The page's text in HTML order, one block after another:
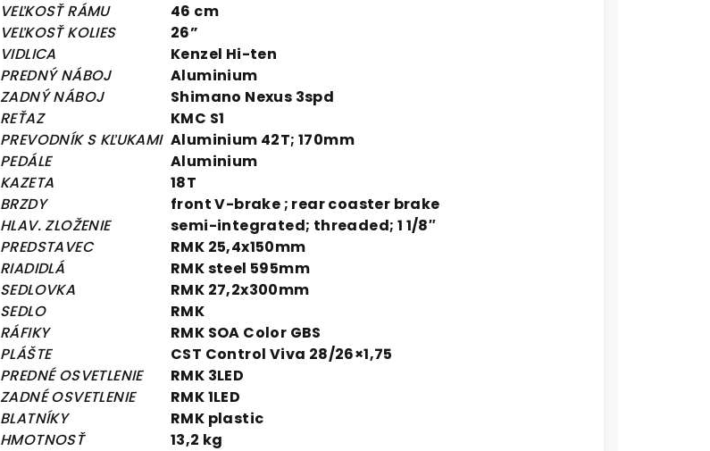
VEĽKOSŤ RÁMU
46 cm
VEĽKOSŤ KOLIES
26”
VIDLICA
Kenzel Hi-ten
PREDNÝ NÁBOJ
Aluminium
ZADNÝ NÁBOJ
Shimano Nexus 3spd
REŤAZ
KMC S1
PREVODNÍK S KĽUKAMI Aluminium 42T; 170mm
PEDÁLE
Aluminium
KAZETA
18T
BRZDY
front V-brake ; rear coaster brake
HLAV. ZLOŽENIE
semi-integrated; threaded; 1 1/8″
PREDSTAVEC
RMK 25,4x150mm
RIADIDLÁ
RMK steel 595mm
SEDLOVKA
RMK 27,2x300mm
SEDLO
RMK
RÁFIKY
RMK SOA Color GBS
PLÁŠTE
CST Control Viva 28/26×1,75
PREDNÉ OSVETLENIE
RMK 3LED
ZADNÉ OSVETLENIE
RMK 1LED
BLATNÍKY
RMK plastic
HMOTNOSŤ
13,2 kg